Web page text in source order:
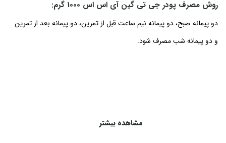
روش مصرف پودر جی تی گین آی اس اس 1000 گرم:
دو پیمانه صبح، دو پیمانه نیم ساعت قبل از تمرین، دو پیمانه بعد از تمرین
و دو پیمانه شب مصرف شود.
مشاهده بیشتر